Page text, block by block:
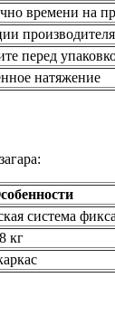
времени на
производителя
перед
натяжение
система
кг